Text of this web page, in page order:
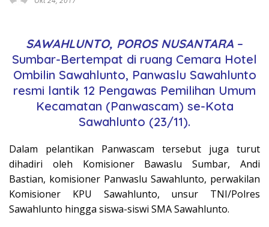
SAWAHLUNTO, POROS NUSANTARA –
Sumbar-Bertempat di ruang Cemara Hotel
Ombilin Sawahlunto, Panwaslu Sawahlunto
resmi lantik 12 Pengawas Pemilihan Umum
Kecamatan (Panwascam) se-Kota
Sawahlunto (23/11).
Dalam pelantikan Panwascam tersebut juga turut
dihadiri oleh Komisioner Bawaslu Sumbar, Andi
Bastian, komisioner Panwaslu Sawahlunto, perwakilan
Komisioner KPU Sawahlunto, unsur TNI/Polres
Sawahlunto hingga siswa-siswi SMA Sawahlunto.